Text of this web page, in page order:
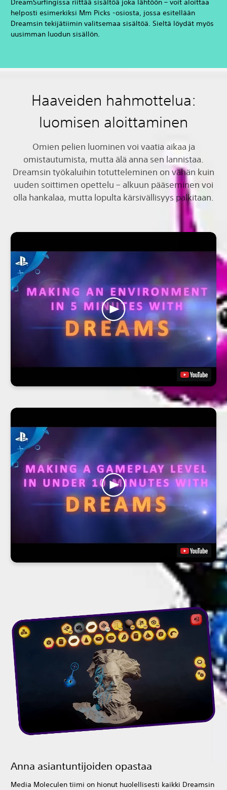
DreamSurfingissa riittää sisältöä joka lähtöön – voit aloittaa
helposti esimerkiksi Mm Picks -osiosta, jossa esitellään
Dreamsin tekijätiimin valitsemaa sisältöä. Sieltä löydät myös
uusimman luodun sisällön.
Haaveiden hahmottelua:
luomisen aloittaminen
Omien pelien luominen voi vaatia aikaa ja
omistautumista, mutta älä anna sen lannistaa.
Dreamsin työkaluihin totutteleminen on vähän kuin
uuden soittimen opettelu – alkuun pääseminen voi
olla hankalaa, mutta lopulta kärsivällisyys palkitaan.
Anna asiantuntijoiden opastaa
Media Moleculen tiimi on hionut huolellisesti kaikki Dreamsin